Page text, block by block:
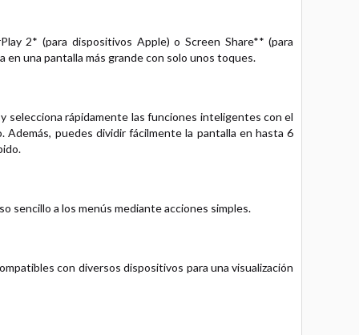
2* (para dispositivos Apple) o Screen Share** (para
una pantalla más grande con solo unos toques.
selecciona rápidamente las funciones inteligentes con el
puedes dividir fácilmente la pantalla en hasta 6
sencillo a los menús mediante acciones simples.
con diversos dispositivos para una visualización